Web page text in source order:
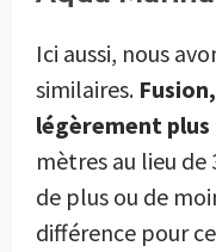
Ici aussi, nous
similaires.
légèrement plus
mètres au lieu de
de plus ou de
différence pour